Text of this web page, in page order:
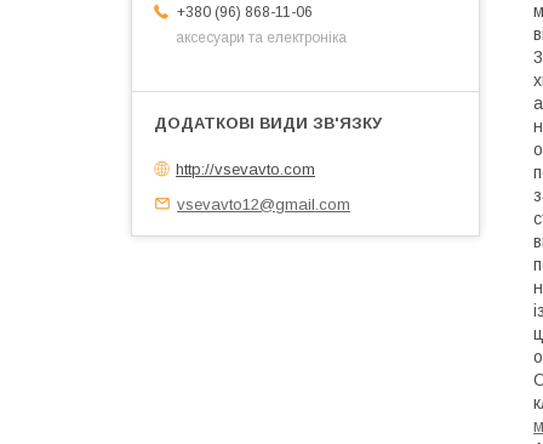
+380 (96) 868-11-06
аксесуари та електроніка
http://vsevavto.com
vsevavto12@gmail.com